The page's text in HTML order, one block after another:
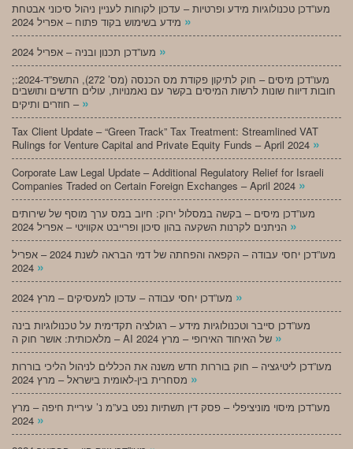
מעו”דכן טכנולוגיות מידע ופרטיות – עדכון לקוחות לעניין ניהול סיכוני אבטחת
»
»
;מעו”דכן מיסים – חוק לתיקון פקודת מס הכנסה (מס’ 272), התשפ”ד-2024:
חובות דיווח שונות לרשות המיסים בקשר עם נאמנויות, עולים חדשים ותושבים
חוזרים ותיקים – »
Tax Client Update – “Green Track” Tax Treatment: Streamlined VAT
Rulings for Venture Capital and Private Equity Funds – April 2024 »
Corporate Law Legal Update – Additional Regulatory Relief for Israeli
Companies Traded on Certain Foreign Exchanges – April 2024 »
מעו”דכן מיסים – בקשה במסלול ירוק: חיוב במס ערך מוסף של שירותים
»
מעו”דכן יחסי עבודה – הקפאה והפחתה של דמי הבראה לשנת 2024 – אפריל
»
»
מעו”דכן סייבר וטכנולוגיות מידע – רגולציה תקדימית על טכנולוגיות בינה
»
מעו”דכן ליטיגציה – חוק בוררות חדש משנה את הכללים לניהול הליכי בוררות
»
מעו”דכן מיסוי מוניציפלי – פסק דין תשתיות נפט בע”מ נ’ עיריית חיפה – מרץ
»